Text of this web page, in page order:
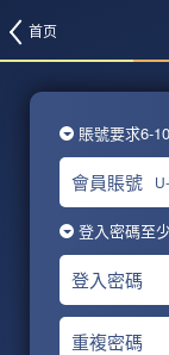
首页
賬號要求6-
會員賬號 U-
登入密碼至
登入密碼
重複密碼